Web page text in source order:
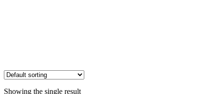
Showing the single result